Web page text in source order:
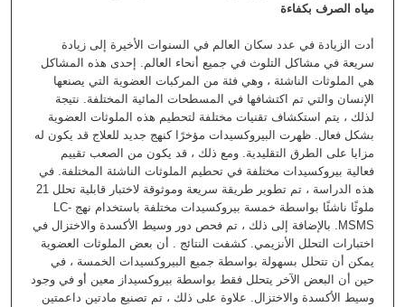
مياه الصرف بكفاءة
أدت الزيادة في عدد سكان العالم في السنوات الأخيرة إلى زيادة
سريعة في مشاكل التلوث في جميع أنحاء العالم. إحدى هذه المشاكل
هي الملوثات الناشئة ، وهي فئة من المركبات العضوية التي يصنعها
الإنسان والتي تم اكتشافها في المسطحات المائية المختلفة. نتيجة
لذلك ، يتم استكشاف تقنيات مختلفة لتحطيم هذه الملوثات العضوية
بشكل فعال. ظهرت البيروكسيدات مؤخرًا كنهج جديد للعلاج قد يكون له
مزايا على الطرق التقليدية. ومع ذلك ، قد يكون من الصعب تقييم
فعالية بيروكسيدات مختلفة في تحطيم الملوثات الناشئة المختلفة. في
هذه الدراسة ، تم تطوير طريقة سريعة وموثوقة لاختبار قابلية تحلل 21
ملوثًا ناشئًا بواسطة خمسة بيروكسيدات مختلفة باستخدام نهج LC-
MSMS. بالإضافة إلى ذلك ، تم فحص دور وسيط الأكسدة والاختزال في
اختبارات التحلل الأنزيمي. كشفت النتائج . أن بعض الملوثات العضوية
يمكن أن تتحلل بسهولة بواسطة جميع البيروكسيدات الخمسة ، في
حين أن البعض الآخر يتحلل فقط بواسطة بيروكسيداز معين أو في وجود
وسيط الأكسدة والاختزال. علاوة على ذلك ، تم تصنيع مادتين داعمتين